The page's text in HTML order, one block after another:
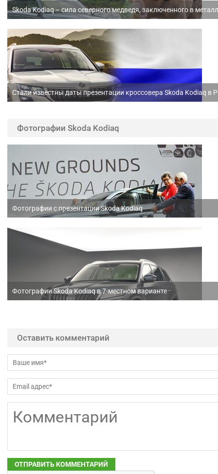
Skoda Kodiaq – сила северного медведя, заключенного в металл
Стали известны даты презентации кроссовера Skoda Kodiaq в
Фотографии Skoda Kodiaq
Фотографии с презентации Skoda Kodiaq
Фотографии Skoda Kodiaq в 7-местном варианте
Оставить комментарий